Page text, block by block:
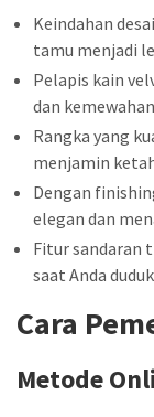
Keindahan
tamu menjadi
Pelapis kain
dan
Rangka yang
menjamin
Dengan
elegan dan
Fitur sandaran
saat Anda
Cara
Metode